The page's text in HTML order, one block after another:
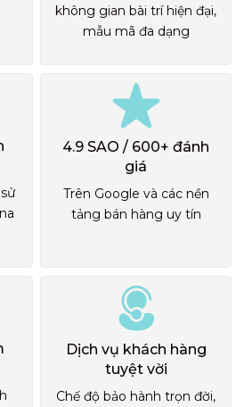
không gian bài trí hiện đại,
mẫu mã đa dạng
4.9 SAO / 600+ đánh
giá
Trên Google và các nền
tảng bán hàng uy tín
Dịch vụ khách hàng
tuyệt vời
Chế độ bảo hành trọn đời,